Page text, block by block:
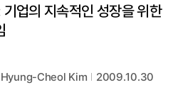
업의 지속적인 성장을 위한
Cheol Kim 2009.10.30